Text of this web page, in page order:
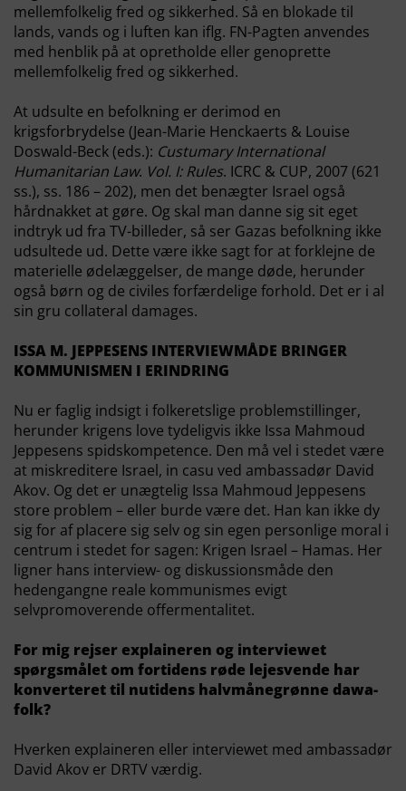
mellemfolkelig fred og sikkerhed. Så en blokade til
lands, vands og i luften kan iflg. FN-Pagten anvendes
med henblik på at opretholde eller genoprette
mellemfolkelig fred og sikkerhed.
At udsulte en befolkning er derimod en
krigsforbrydelse (Jean-Marie Henckaerts & Louise
Doswald-Beck (eds.): Custumary International
Humanitarian Law. Vol. I: Rules. ICRC & CUP, 2007 (621
ss.), ss. 186 – 202), men det benægter Israel også
hårdnakket at gøre. Og skal man danne sig sit eget
indtryk ud fra TV-billeder, så ser Gazas befolkning ikke
udsultede ud. Dette være ikke sagt for at forklejne de
materielle ødelæggelser, de mange døde, herunder
også børn og de civiles forfærdelige forhold. Det er i al
sin gru collateral damages.
ISSA M. JEPPESENS INTERVIEWMÅDE BRINGER
KOMMUNISMEN I ERINDRING
Nu er faglig indsigt i folkeretslige problemstillinger,
herunder krigens love tydeligvis ikke Issa Mahmoud
Jeppesens spidskompetence. Den må vel i stedet være
at miskreditere Israel, in casu ved ambassadør David
Akov. Og det er unægtelig Issa Mahmoud Jeppesens
store problem – eller burde være det. Han kan ikke dy
sig for af placere sig selv og sin egen personlige moral i
centrum i stedet for sagen: Krigen Israel – Hamas. Her
ligner hans interview- og diskussionsmåde den
hedengangne reale kommunismes evigt
selvpromoverende offermentalitet.
For mig rejser explaineren og interviewet
spørgsmålet om fortidens røde lejesvende har
konverteret til nutidens halvmånegrønne dawa-
folk?
Hverken explaineren eller interviewet med ambassadør
David Akov er DRTV værdig.